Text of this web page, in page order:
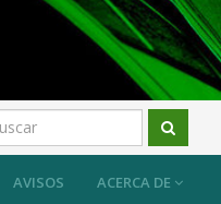
AVISOS ACERCA DE